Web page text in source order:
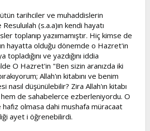
tarihciler ve muhaddislerin
(s.a.a)ın kendi hayatı
toplanıp yazıımamıştır. Hiç kimse de
hayatta olduğu dönemde o Hazret'in
ve yazdığını iddia
O Hazret'in "Ben sizin aranızda iki
Allah'ın kitabını ve benim
nasıl düşünülebilir? Zira Allah'ın kitabı
hem de sahabelerce ezberleniyordu. O
olmasa dahi mushafa müracaat
ayet i öğrenebilirdi.